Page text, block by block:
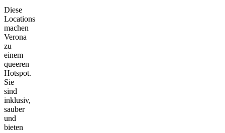
Diese
Locations
machen
Verona
zu
einem
queeren
Hotspot.
Sie
sind
inklusiv,
sauber
und
bieten